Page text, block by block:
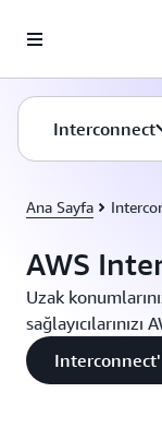
Interconnect
Ana Sayfa
AWS
Uzak
sağlayıcılarınızı